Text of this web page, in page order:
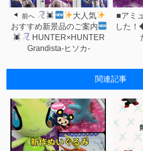
前へ
大人気
おすすめ新景品のご案内
HUNTER×HUNTER
Grandista-ヒソカ-
■アミ
した！
関連記事